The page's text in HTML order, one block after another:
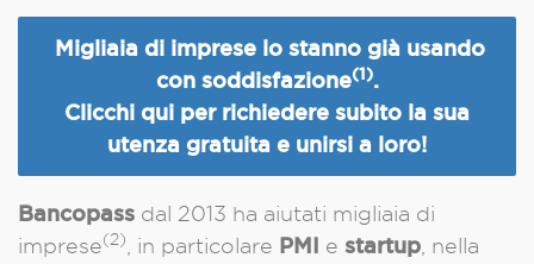
Migliaia di imprese lo stanno già usando
con soddisfazione(1).
Clicchi qui per richiedere subito la sua
utenza gratuita e unirsi a loro!
Bancopass dal 2013 ha aiutati migliaia di
imprese(2) , in particolare PMI e startup , nella